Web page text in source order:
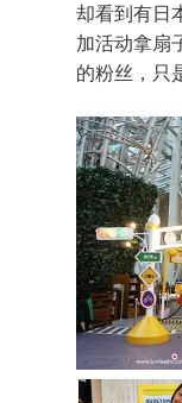
却看到有日
加活动拿扇
的粉丝，只